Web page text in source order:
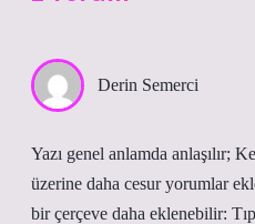
Derin Semerci
Yazı genel anlamda anlaşılır;
üzerine daha cesur yorumlar
bir çerçeve daha eklenebilir: